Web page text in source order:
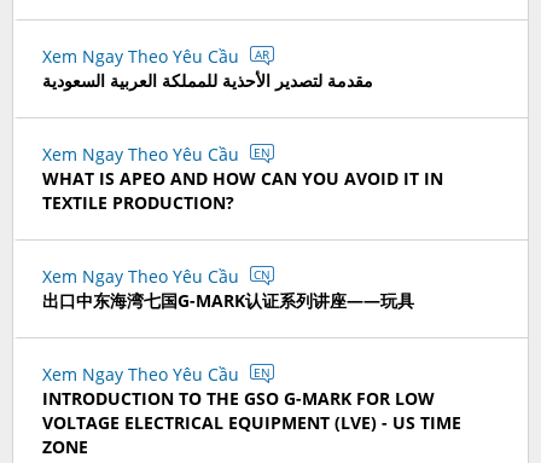
Xem Ngay Theo Yêu Cầu AR
مقدمة لتصدير الأحذية للمملكة العربية السعودية
Xem Ngay Theo Yêu Cầu EN
WHAT IS APEO AND HOW CAN YOU AVOID IT IN
TEXTILE PRODUCTION?
Xem Ngay Theo Yêu Cầu CN
出口中东海湾七国G-MARK认证系列讲座——玩具
Xem Ngay Theo Yêu Cầu EN
INTRODUCTION TO THE GSO G-MARK FOR LOW
VOLTAGE ELECTRICAL EQUIPMENT (LVE) - US TIME
ZONE